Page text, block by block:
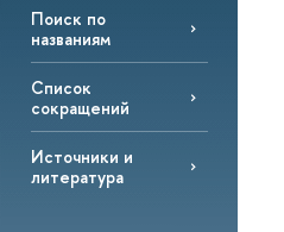
Поиск по
названиям
Список
сокращений
Источники и
литература